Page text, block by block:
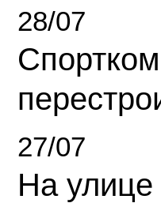
28/07
27/07
На улице